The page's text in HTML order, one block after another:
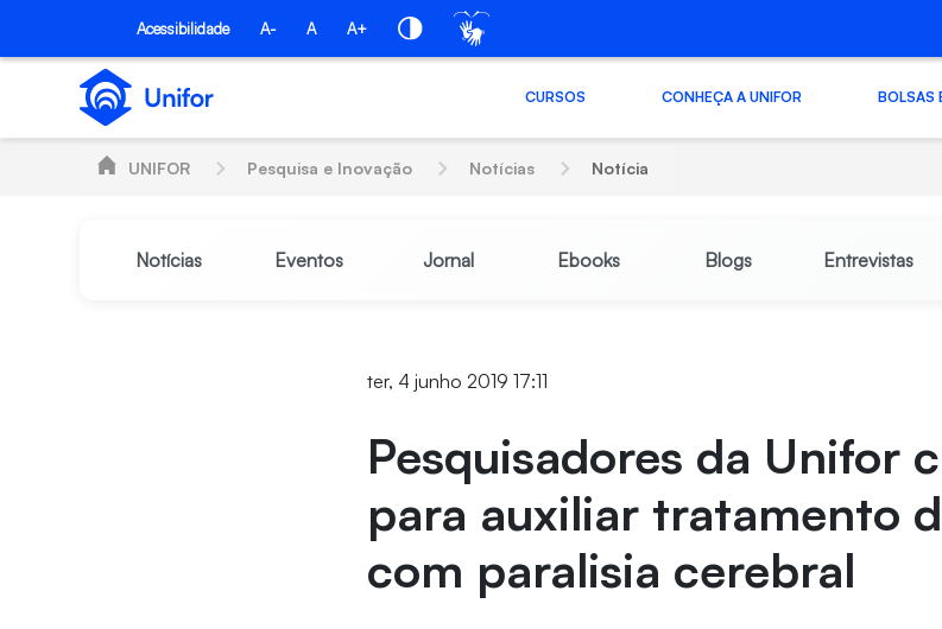
Pular para o Conteúdo principal
Acessibilidade A- A A+
CURSOS CONHEÇA A UNIFOR BOLSAS
UNIFOR Pesquisa e Inovação Notícias Notícia
Notícias Eventos Jornal Ebooks Blogs Entrevistas
ter, 4 junho 2019 17:11
Pesquisadores da Unifor
para auxiliar tratamento
com paralisia cerebral